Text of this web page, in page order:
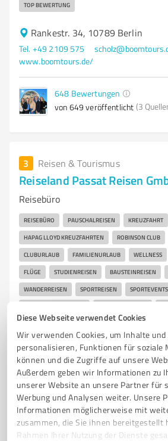
Diese Webseite verwendet Cookies
Wir verwenden Cookies, um Inhalte und
personalisieren, Funktionen für soziale
können und die Zugriffe auf unsere
Außerdem geben wir Informationen zu
unserer Website an unsere Partner für
Werbung und Analysen weiter. Unsere
Informationen möglicherweise mit
zusammen, die Sie ihnen bereitgestellt
Rahmen Ihrer Nutzung der Dienste
TOP BEWERTUNG
Rankestr. 34, 10789 Berlin
Tel. +49 2109 575
www.boomtours.de/
648 Bewertungen
von 649 veröffentlicht (3
3 Reisen & Tourismus
Reiseland Passat Reisen
Reisebüro
REISEBÜRO PAUSCHALREISEN KREUZFAHRT
HAPAG LLOYD KREUZFAHRTEN ROBINSON CLUB
CLUBURLAUB FAMILIENURLAUB WELLNESS
FLÜGE STUDIENREISEN BAUSTEINREISEN
WANDERREISEN SPORTREISEN SPORTEVENTS
TAUCHURLAUB FERNREISEN LUXUSREISEN
Grunewaldstr. 47 (links), 10825
Tel. +49 30 695820
info@passat-
www.meinreisebuero24.com/reiseland/dcid/13191/berlin/grunewaldstr-47-links-
645 Bewertungen
von 650 veröffentlicht (4